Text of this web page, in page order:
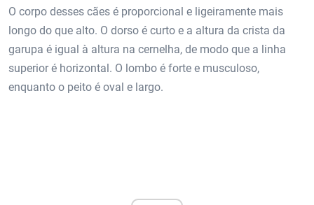
O corpo desses cães é proporcional e ligeiramente mais
longo do que alto. O dorso é curto e a altura da crista da
garupa é igual à altura na cernelha, de modo que a linha
superior é horizontal. O lombo é forte e musculoso,
enquanto o peito é oval e largo.